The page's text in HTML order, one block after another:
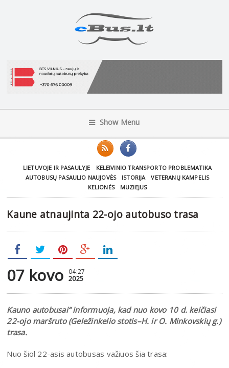
Show Menu
LIETUVOJE IR PASAULYJE
KELEIVINIO TRANSPORTO PROBLEMATIKA
AUTOBUSŲ PASAULIO NAUJOVĖS
ISTORIJA
VETERANŲ KAMPELIS
KELIONĖS
MUZIEJUS
Kaune atnaujinta 22-ojo autobuso trasa
07 kovo 04:27
2025
Kauno autobusai“ informuoja, kad nuo kovo 10 d. keičiasi
22-ojo maršruto (Geležinkelio stotis–H. ir O. Minkovskių g.)
trasa.
Nuo šiol 22-asis autobusas važiuos šia trasa: